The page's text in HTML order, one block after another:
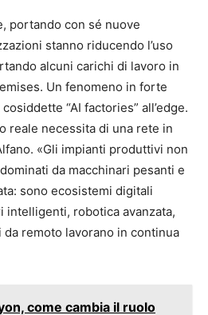
portando con sé nuove
stanno riducendo l’uso
alcuni carichi di lavoro in
Un fenomeno in forte
“AI factories” all’edge.
reale necessita di una rete in
«Gli impianti produttivi non
da macchinari pesanti e
sono ecosistemi digitali
intelligenti, robotica avanzata,
remoto lavorano in continua
come cambia il ruolo